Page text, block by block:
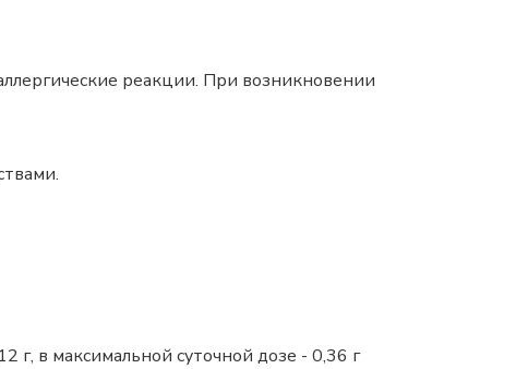
реакции. При возникновении
г, в максимальной суточной дозе - 0,36 г